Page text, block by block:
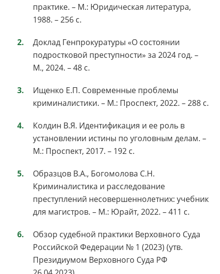
практике. – М.: Юридическая литература,
1988. – 256 с.
Доклад Генпрокуратуры «О состоянии
подростковой преступности» за 2024 год. –
М., 2024. – 48 с.
Ищенко Е.П. Современные проблемы
криминалистики. – М.: Проспект, 2022. – 288 с.
Колдин В.Я. Идентификация и ее роль в
установлении истины по уголовным делам. –
М.: Проспект, 2017. – 192 с.
Образцов В.А., Богомолова С.Н.
Криминалистика и расследование
преступлений несовершеннолетних: учебник
для магистров. – М.: Юрайт, 2022. – 411 с.
Обзор судебной практики Верховного Суда
Российской Федерации № 1 (2023) (утв.
Президиумом Верховного Суда РФ